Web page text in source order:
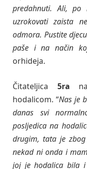
predahnuti. Ali, po
uzrokovati zaista
odmora. Pustite
paše i na način
orhideja.
Čitateljica 5ra
hodalicom. “Nas je
danas svi
posljedica na
drugim, tata je
nekad ni onda i
joj je hodalica bila